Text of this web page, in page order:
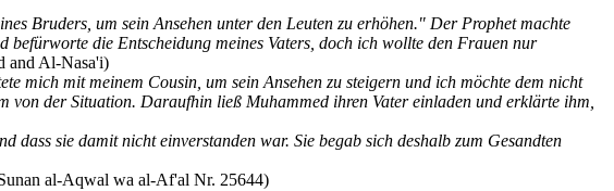
Bruders, um sein Ansehen unter den Leuten zu erhöhen." Der Prophet machte
die Entscheidung meines Vaters, doch ich wollte den Frauen nur
and Al-Nasa'i)
mich mit meinem Cousin, um sein Ansehen zu steigern und ich möchte dem nicht
der Situation. Daraufhin ließ Muhammed ihren Vater einladen und erklärte ihm,
sie damit nicht einverstanden war. Sie begab sich deshalb zum Gesandten
al-Aqwal wa al-Af'al Nr. 25644)